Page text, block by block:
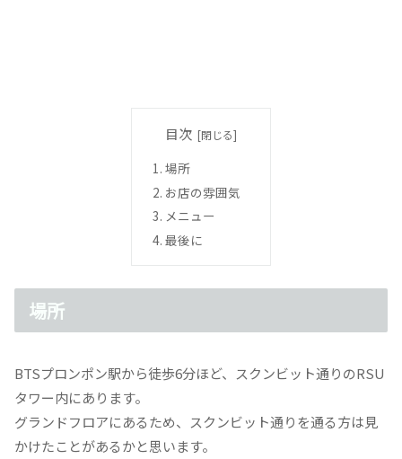
目次
場所
お店の雰囲気
メニュー
最後に
場所
BTSプロンポン駅から徒歩6分ほど、スクンビット通りのRSU
タワー内にあります。
グランドフロアにあるため、スクンビット通りを通る方は見
かけたことがあるかと思います。